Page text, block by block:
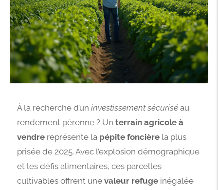
À la recherche d’un investissement sécurisé au
rendement pérenne ? Un terrain agricole à
vendre représente la pépite foncière la plus
prisée de 2025. Avec l’explosion démographique
et les défis alimentaires, ces parcelles
cultivables offrent une valeur refuge inégalée